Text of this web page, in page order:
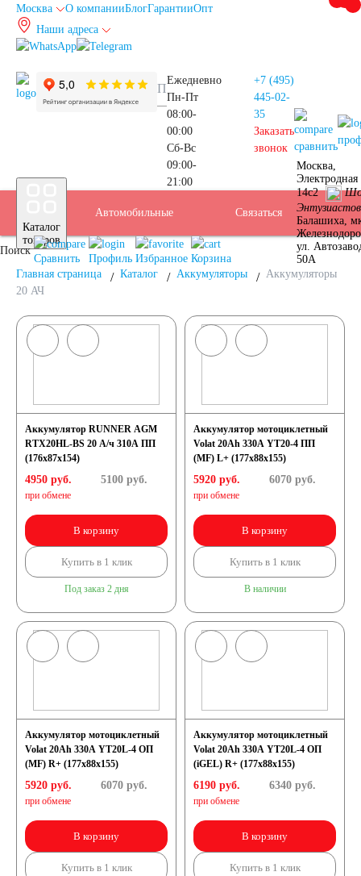
Москва О компанииБлогГарантииОпт
Наши адреса
Ежедневно
Пн-Пт
08:00-
00:00
Сб-Вс
09:00-
21:00
+7 (495)
445-02-
35
Заказать
звонок сравнить
Каталог
товаров
Автомобильные
аккумуляторы
Аккумуляторы для
автомобилей
Емкость (A/H)
35 А/ч 38 А/ч
40 А/ч 42 А/ч
43 А/ч 44 А/ч
48 А/ч 50 А/ч
52 А/ч 53 А/ч
56 А/ч 58 А/ч
Подбор
АКБ
Услуги
Бренды
Доставка
Оплата
Б/У
АКБ
Контакты
Связаться Москва
Москва,
14с2
Энтузиастов
Балашиха,
ул.
50А
Поиск
Сравнить Профиль Избранное Корзина
Главная страница
Каталог Аккумуляторы
Аккумуляторы
20 АЧ
Аккумулятор RUNNER AGM
RTX20HL-BS 20 А/ч 310A ПП
(176x87x154)
4950 руб.
при обмене
5100руб.
В корзину
Купить в 1 клик
Под заказ 2 дня
Аккумулятор мотоциклетный
Volat 20Ah 330А YT20-4 ПП
(MF) L+ (177x88x155)
5920 руб.
при обмене
6070руб.
В корзину
Купить в 1 клик
В наличии
Аккумулятор мотоциклетный
Volat 20Ah 330А YT20L-4 ОП
(MF) R+ (177x88x155)
5920 руб.
при обмене
6070руб.
В корзину
Купить в 1 клик
Аккумулятор мотоциклетный
Volat 20Ah 330А YT20L-4 ОП
(iGEL) R+ (177x88x155)
6190 руб.
при обмене
6340руб.
В корзину
Купить в 1 клик